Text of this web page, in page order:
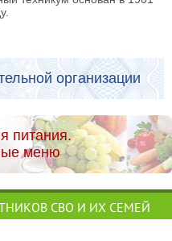
организации
питания.
меню
СВО И ИХ СЕМЕЙ